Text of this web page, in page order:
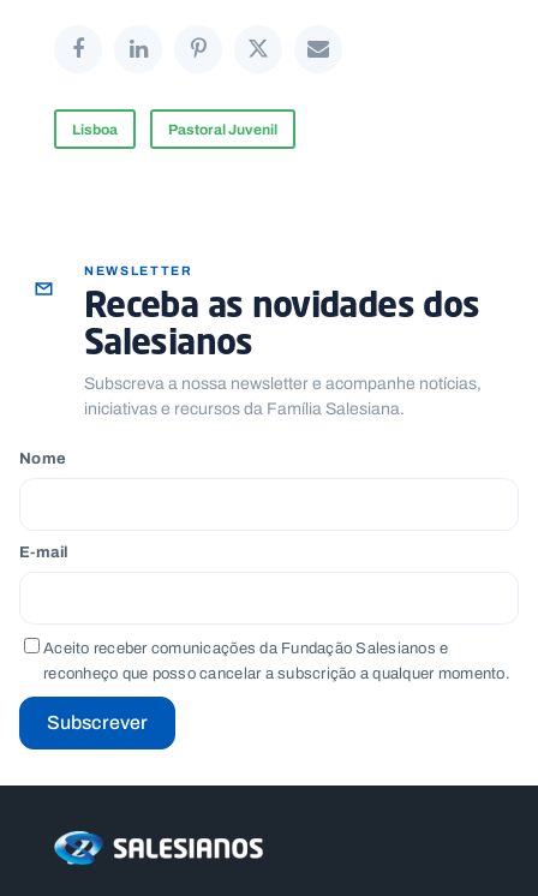
Lisboa Pastoral Juvenil
NEWSLETTER
Receba as novidades dos
Salesianos
Subscreva a nossa newsletter e acompanhe notícias,
iniciativas e recursos da Família Salesiana.
Nome
E-mail
Aceito receber comunicações da Fundação Salesianos e
reconheço que posso cancelar a subscrição a qualquer momento.
Subscrever